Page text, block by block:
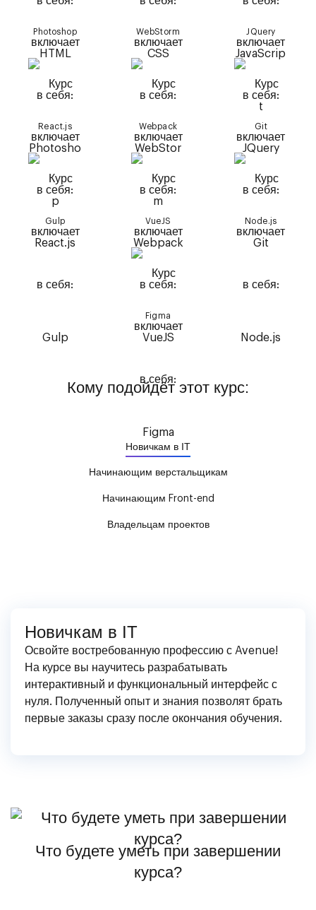
Photoshop WebStorm JQuery
React.js Webpack Git
Gulp VueJS Node.js
Figma
Кому подойдёт этот курс:
Новичкам в IT
Начинающим верстальщикам
Начинающим Front-end
Владельцам проектов
Новичкам в IT
Освойте востребованную профессию с Avenue!
На курсе вы научитесь разрабатывать
интерактивный и функциональный интерфейс с
нуля. Полученный опыт и знания позволят брать
первые заказы сразу после окончания обучения.
Что будете уметь при завершении
курса?